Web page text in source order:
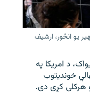
د امریکا په
خوندیتوب